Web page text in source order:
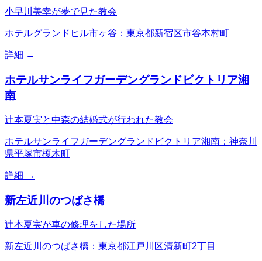
小早川美幸が夢で見た教会
ホテルグランドヒル市ヶ谷：東京都新宿区市谷本村町
詳細 →
ホテルサンライフガーデングランドビクトリア湘
南
辻本夏実と中森の結婚式が行われた教会
ホテルサンライフガーデングランドビクトリア湘南：神奈川
県平塚市榎木町
詳細 →
新左近川のつばさ橋
辻本夏実が車の修理をした場所
新左近川のつばさ橋：東京都江戸川区清新町2丁目